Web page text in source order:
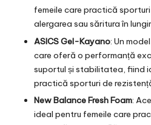
femeile care practică
alergarea sau săritura în
ASICS Gel-Kayano: Un
care oferă o performanță
suportul și stabilitatea, fiind
practică sporturi de
New Balance Fresh Foam:
ideal pentru femeile care